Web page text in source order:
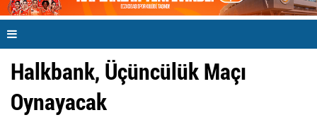
Halkbank, Üçüncülük Maçı
Oynayacak